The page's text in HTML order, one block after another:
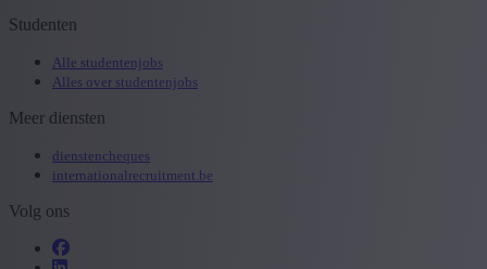
Studenten
Alle studentenjobs
Alles over studentenjobs
Meer diensten
dienstencheques
internationalrecruitment.be
Volg ons